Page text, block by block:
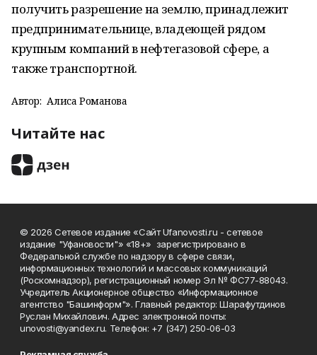
получить разрешение на землю, принадлежит
предпринимательнице, владеющей рядом
крупным компаний в нефтегазовой сфере, а
также транспортной.
Автор: Алиса Романова
Читайте нас
© 2026 Сетевое издание «Сайт Ufanovosti.ru - сетевое
издание "Уфановости"» «18+» зарегистрировано в
Федеральной службе по надзору в сфере связи,
информационных технологий и массовых коммуникаций
(Роскомнадзор), регистрационный номер Эл № ФС77-88043.
Учредитель Акционерное общество «Информационное
агентство "Башинформ"». Главный редактор: Шарафутдинов
Руслан Михайлович. Адрес электронной почты:
unovosti@yandex.ru. Телефон: +7 (347) 250-06-03